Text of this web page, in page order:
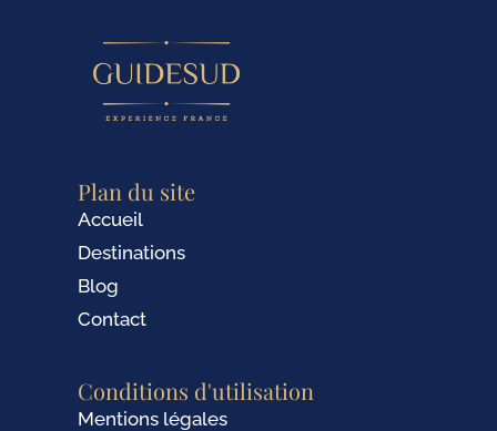
Plan du site
Accueil
Destinations
Blog
Contact
Conditions d'utilisation
Mentions légales